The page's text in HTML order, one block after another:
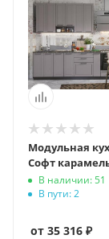
Модульная
Софт
В наличии: 51
В пути: 2
от 35 316 ₽